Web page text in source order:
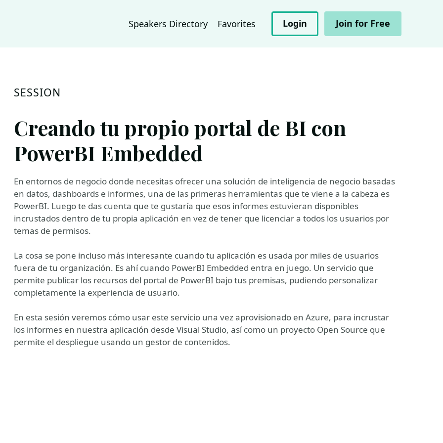
Speakers Directory Favorites Login Join for Free
SESSION
Creando tu propio portal de BI con
PowerBI Embedded
En entornos de negocio donde necesitas ofrecer una solución de inteligencia de negocio basadas
en datos, dashboards e informes, una de las primeras herramientas que te viene a la cabeza es
PowerBI. Luego te das cuenta que te gustaría que esos informes estuvieran disponibles
incrustados dentro de tu propia aplicación en vez de tener que licenciar a todos los usuarios por
temas de permisos.
La cosa se pone incluso más interesante cuando tu aplicación es usada por miles de usuarios
fuera de tu organización. Es ahí cuando PowerBI Embedded entra en juego. Un servicio que
permite publicar los recursos del portal de PowerBI bajo tus premisas, pudiendo personalizar
completamente la experiencia de usuario.
En esta sesión veremos cómo usar este servicio una vez aprovisionado en Azure, para incrustar
los informes en nuestra aplicación desde Visual Studio, así como un proyecto Open Source que
permite el despliegue usando un gestor de contenidos.